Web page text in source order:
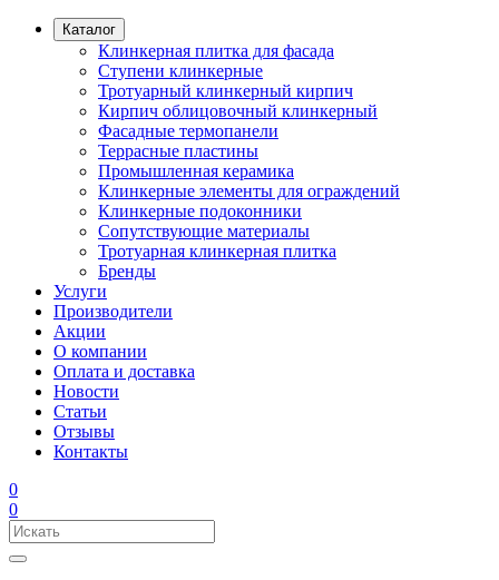
Каталог
Клинкерная плитка для фасада
Ступени клинкерные
Тротуарный клинкерный кирпич
Кирпич облицовочный клинкерный
Фасадные термопанели
Террасные пластины
Промышленная керамика
Клинкерные элементы для ограждений
Клинкерные подоконники
Сопутствующие материалы
Тротуарная клинкерная плитка
Бренды
Услуги
Производители
Акции
О компании
Оплата и доставка
Новости
Статьи
Отзывы
Контакты
0
0